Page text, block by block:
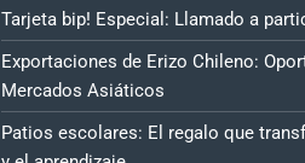
Tarjeta bip! Especial: Llamado a
Exportaciones de Erizo Chileno:
Mercados Asiáticos
Patios escolares: El regalo que